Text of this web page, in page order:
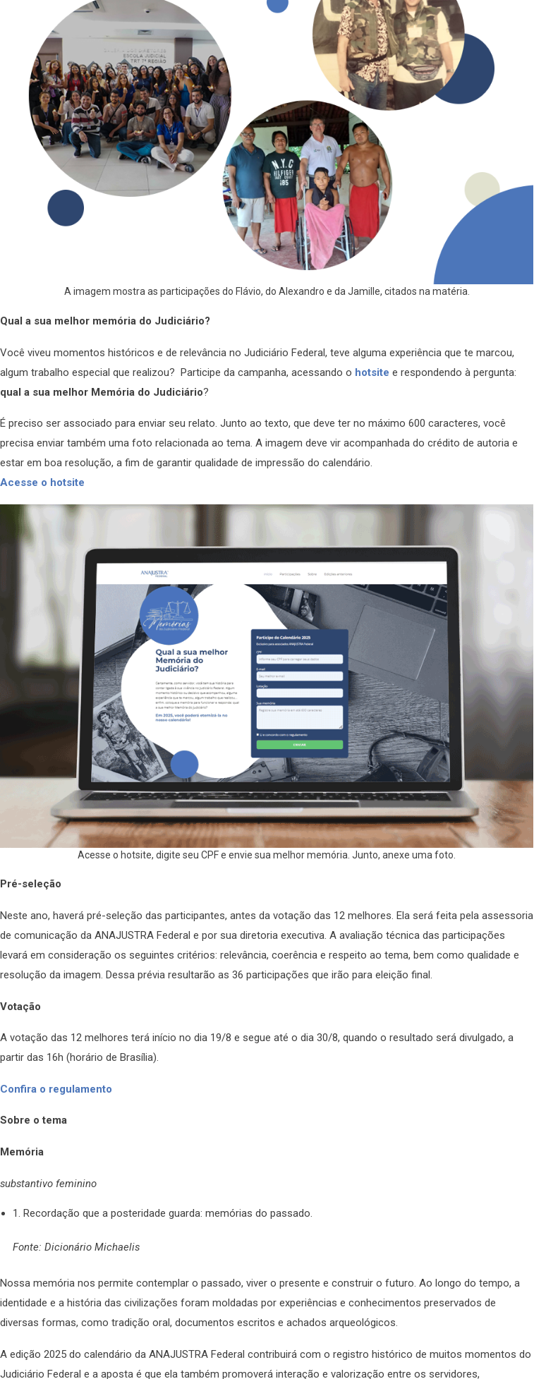
A imagem mostra as participações do Flávio, do Alexandro e da Jamille, citados na matéria.
Qual a sua melhor memória do Judiciário?
Você viveu momentos históricos e de relevância no Judiciário Federal, teve alguma experiência que te marcou,
algum trabalho especial que realizou? Participe da campanha, acessando o hotsite e respondendo à pergunta:
qual a sua melhor Memória do Judiciário?
É preciso ser associado para enviar seu relato. Junto ao texto, que deve ter no máximo 600 caracteres, você
precisa enviar também uma foto relacionada ao tema. A imagem deve vir acompanhada do crédito de autoria e
estar em boa resolução, a fim de garantir qualidade de impressão do calendário.
Acesse o hotsite
Acesse o hotsite, digite seu CPF e envie sua melhor memória. Junto, anexe uma foto.
Pré-seleção
Neste ano, haverá pré-seleção das participantes, antes da votação das 12 melhores. Ela será feita pela assessoria
de comunicação da ANAJUSTRA Federal e por sua diretoria executiva. A avaliação técnica das participações
levará em consideração os seguintes critérios: relevância, coerência e respeito ao tema, bem como qualidade e
resolução da imagem. Dessa prévia resultarão as 36 participações que irão para eleição final.
Votação
A votação das 12 melhores terá início no dia 19/8 e segue até o dia 30/8, quando o resultado será divulgado, a
partir das 16h (horário de Brasília).
Confira o regulamento
Sobre o tema
Memória
substantivo feminino
1. Recordação que a posteridade guarda: memórias do passado.
Fonte: Dicionário Michaelis
Nossa memória nos permite contemplar o passado, viver o presente e construir o futuro. Ao longo do tempo, a
identidade e a história das civilizações foram moldadas por experiências e conhecimentos preservados de
diversas formas, como tradição oral, documentos escritos e achados arqueológicos.
A edição 2025 do calendário da ANAJUSTRA Federal contribuirá com o registro histórico de muitos momentos do
Judiciário Federal e a aposta é que ela também promoverá interação e valorização entre os servidores,